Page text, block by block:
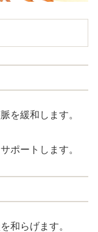
を緩和します。
ポートします。
和らげます。